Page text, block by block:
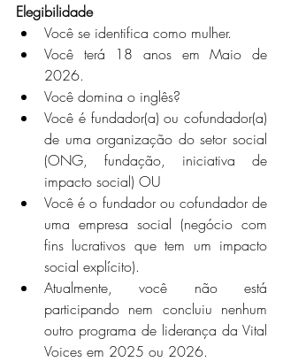
Elegibilidade
Você se identifica como mulher.
Você terá 18 anos em Maio de
2026.
Você domina o inglês?
Você é fundador(a) ou cofundador(a)
de uma organização do setor social
(ONG, fundação, iniciativa de
impacto social) OU
Você é o fundador ou cofundador de
uma empresa social (negócio com
fins lucrativos que tem um impacto
social explícito).
Atualmente, você não está
participando nem concluiu nenhum
outro programa de liderança da Vital
Voices em 2025 ou 2026.